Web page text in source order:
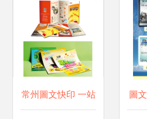
常州圖文快印 一站 圖